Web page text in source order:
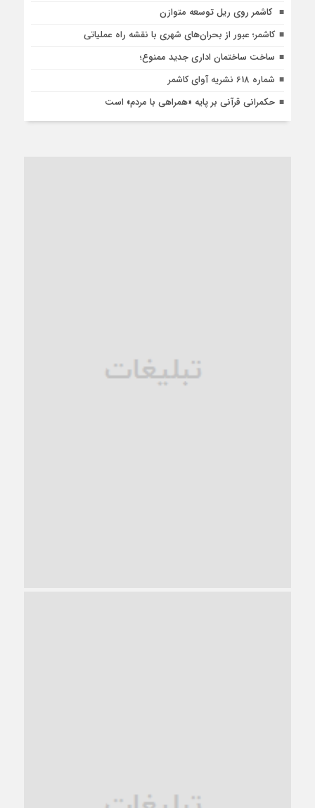
کاشمر روی ریل توسعه متوازن
کاشمر؛ عبور از بحران‌های شهری با نقشه راه عملیاتی
ساخت ساختمان اداری جدید ممنوع؛
شماره 618 نشریه آوای کاشمر
حکمرانی قرآنی بر پایه «همراهی با مردم» است